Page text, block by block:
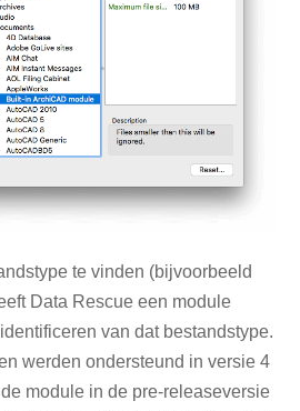
te vinden (bijvoorbeeld
Data Rescue een module
van dat bestandstype.
werden ondersteund in versie 4
module in de pre-releaseversie